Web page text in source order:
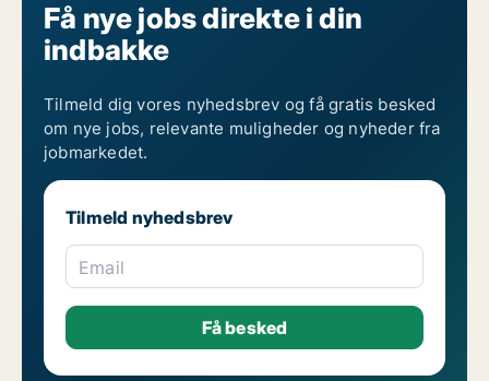
Få nye jobs direkte i din
indbakke
Tilmeld dig vores nyhedsbrev og få gratis besked
om nye jobs, relevante muligheder og nyheder fra
jobmarkedet.
Tilmeld nyhedsbrev
Email